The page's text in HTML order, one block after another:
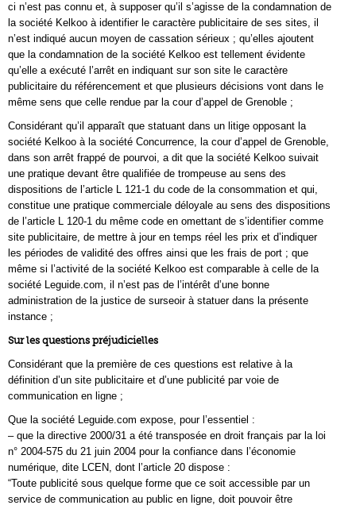
ci n’est pas connu et, à supposer qu’il s’agisse de la condamnation de
la société Kelkoo à identifier le caractère publicitaire de ses sites, il
n’est indiqué aucun moyen de cassation sérieux ; qu’elles ajoutent
que la condamnation de la société Kelkoo est tellement évidente
qu’elle a exécuté l’arrêt en indiquant sur son site le caractère
publicitaire du référencement et que plusieurs décisions vont dans le
même sens que celle rendue par la cour d’appel de Grenoble ;
Considérant qu’il apparaît que statuant dans un litige opposant la
société Kelkoo à la société Concurrence, la cour d’appel de Grenoble,
dans son arrêt frappé de pourvoi, a dit que la société Kelkoo suivait
une pratique devant être qualifiée de trompeuse au sens des
dispositions de l’article L 121-1 du code de la consommation et qui,
constitue une pratique commerciale déloyale au sens des dispositions
de l’article L 120-1 du même code en omettant de s’identifier comme
site publicitaire, de mettre à jour en temps réel les prix et d’indiquer
les périodes de validité des offres ainsi que les frais de port ; que
même si l’activité de la société Kelkoo est comparable à celle de la
société Leguide.com, il n’est pas de l’intérêt d’une bonne
administration de la justice de surseoir à statuer dans la présente
instance ;
Sur les questions préjudicielles
Considérant que la première de ces questions est relative à la
définition d’un site publicitaire et d’une publicité par voie de
communication en ligne ;
Que la société Leguide.com expose, pour l’essentiel :
– que la directive 2000/31 a été transposée en droit français par la loi
n° 2004-575 du 21 juin 2004 pour la confiance dans l’économie
numérique, dite LCEN, dont l’article 20 dispose :
“Toute publicité sous quelque forme que ce soit accessible par un
service de communication au public en ligne, doit pouvoir être